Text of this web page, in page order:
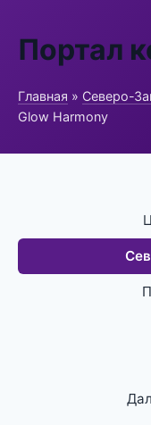
Портал
Главная » Северо-
Glow Harmony